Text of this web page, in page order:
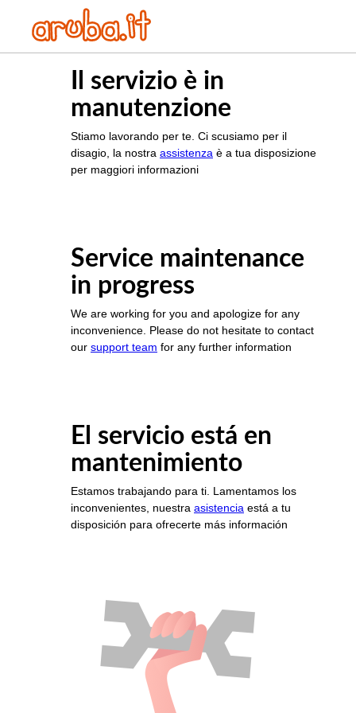
Il servizio è in
manutenzione
Stiamo lavorando per te. Ci scusiamo per il
disagio, la nostra assistenza è a tua disposizione
per maggiori informazioni
Service maintenance
in progress
We are working for you and apologize for any
inconvenience. Please do not hesitate to contact
our support team for any further information
El servicio está en
mantenimiento
Estamos trabajando para ti. Lamentamos los
inconvenientes, nuestra asistencia está a tu
disposición para ofrecerte más información